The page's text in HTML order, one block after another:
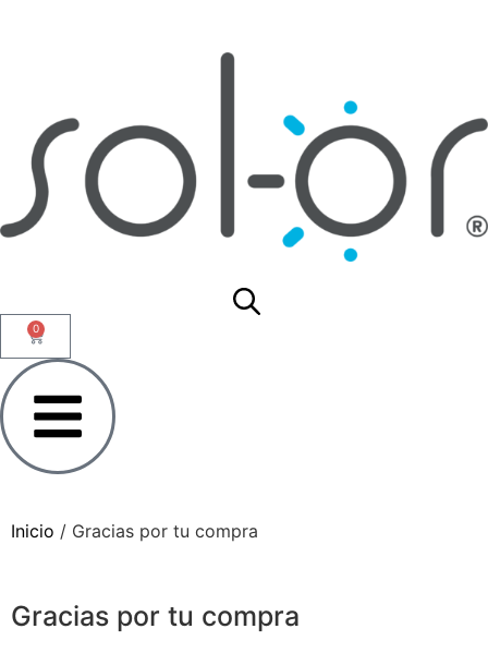
0
Inicio / Gracias por tu compra
Gracias por tu compra